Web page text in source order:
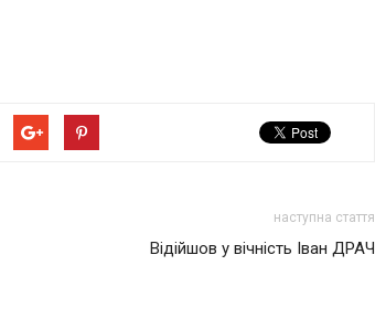
наступна стаття
Відійшов у вічність Іван ДРАЧ